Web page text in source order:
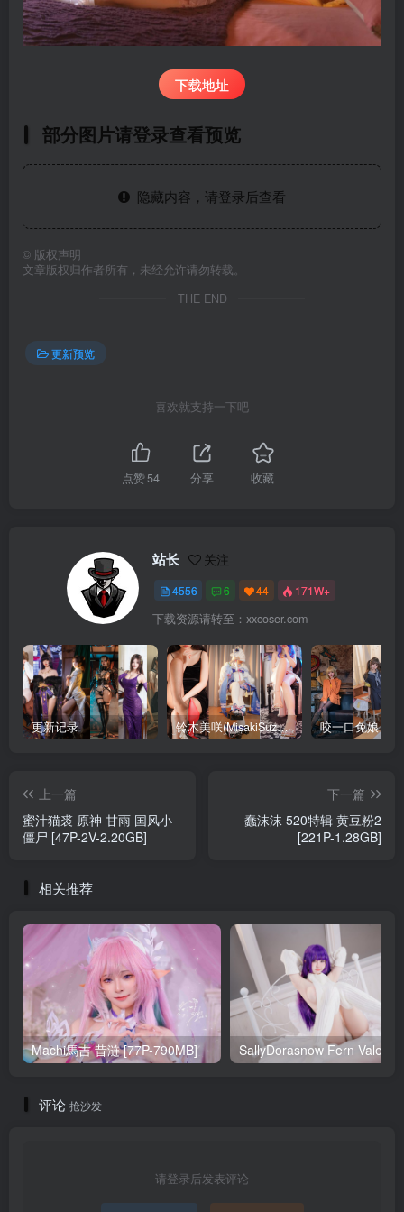
下载地址
部分图片请登录查看预览
隐藏内容，请登录后查看
© 版权声明
文章版权归作者所有，未经允许请勿转载。
THE END
更新预览
喜欢就支持一下吧
点赞54 分享 收藏
站长 关注
4556 6 44 171W+
下载资源请转至：xxcoser.com
更新记录 铃木美咲(MisakiSuzuki) 合集下载 咬一口兔娘 合
上一篇
蜜汁猫裘 原神 甘雨 国风小
僵尸 [47P-2V-2.20GB]
下一篇
蠢沫沫 520特辑 黄豆粉2
[221P-1.28GB]
相关推荐
Machi馬吉 昔涟 [77P-790MB]
评论 抢沙发
请登录后发表评论